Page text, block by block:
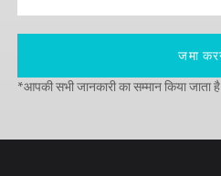
जमा
*आपकी सभी जानकारी का सम्मान किया जाता